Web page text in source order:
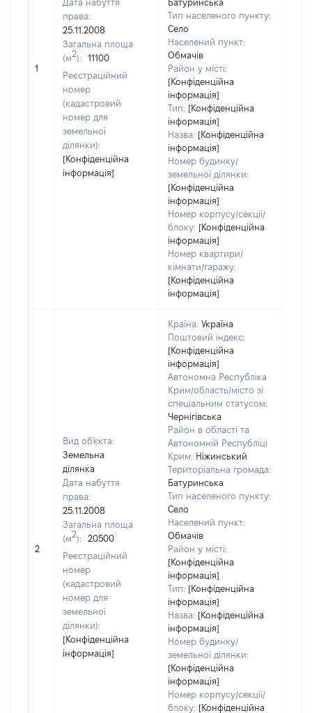
1
Дата набуття
права:
25.11.2008
Загальна площа
(м2):
11100
Реєстраційний
номер
(кадастровий
номер для
земельної
ділянки):
[Конфіденційна
інформація]
Батуринська
Тип населеного пункту:
Село
Населений пункт:
Обмачів
Район у місті:
[Конфіденційна
інформація]
Тип: [Конфіденційна
інформація]
Назва: [Конфіденційна
інформація]
Номер будинку/
земельної ділянки:
[Конфіденційна
інформація]
Номер корпусу/секції/
блоку: [Конфіденційна
інформація]
Номер квартири/
кімнати/гаражу:
[Конфіденційна
інформація]
2
Вид об'єкта:
Земельна
ділянка
Дата набуття
права:
25.11.2008
Загальна площа
(м2):
20500
Реєстраційний
номер
(кадастровий
номер для
земельної
ділянки):
[Конфіденційна
інформація]
Країна: Україна
Поштовий індекс:
[Конфіденційна
інформація]
Автономна Республіка
Крим/область/місто зі
спеціальним статусом:
Чернігівська
Район в області та
Автономній Республіці
Крим: Ніжинський
Територіальна громада:
Батуринська
Тип населеного пункту:
Село
Населений пункт:
Обмачів
Район у місті:
[Конфіденційна
інформація]
Тип: [Конфіденційна
інформація]
Назва: [Конфіденційна
інформація]
Номер будинку/
земельної ділянки:
[Конфіденційна
інформація]
Номер корпусу/секції/
блоку: [Конфіденційна